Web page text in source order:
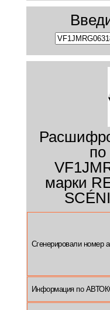
марки
Сгенерировали номер
Информация по